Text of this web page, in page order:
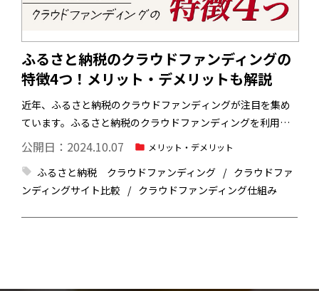
ふるさと納税のクラウドファンディングの
特徴4つ！メリット・デメリットも解説
近年、ふるさと納税のクラウドファンディングが注目を集め
ています。ふるさと納税のクラウドファンディングを利用す
ると、ただ返礼品を貰えるだけでなく、地域の課題や問題解
プロジェクトに支援者として参加しているというワクワク感
も、ふるさと納税のクラウドファンディングの魅力ではない
公開日：2024.10.07 メリット・デメリット
ふるさと納税 クラウドファンディング
クラウドファ
ンディングサイト比較
クラウドファンディング仕組み